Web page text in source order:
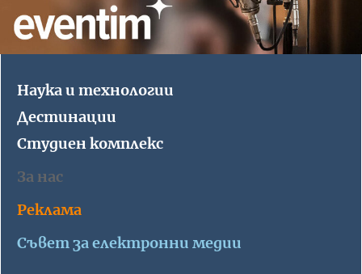
Наука и технологии
Дестинации
Студиен комплекс
За нас
Реклама
Съвет за електронни медии